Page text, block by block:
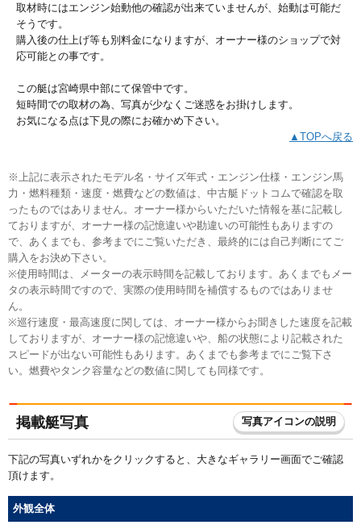
取材時にはエンジン始動他の確認が出来ていませんが、始動は可能だ
そうです。
購入後の仕上げ等も別料金になりますが、オーナー様のショップで対
応可能との事です。
この艇は宮崎県中部にて保管中です。
短時間での取材の為、写真が少なくご迷惑をお掛けします。
お気になる点は下見の際にお確かめ下さい。
▲TOPへ戻る
※上記に表示されたモデル名・サイズ年式・エンジン仕様・エンジン馬
力・燃料種類・速度・燃費などの数値は、中古艇ドットコムで確認を取
ったものではありません。オーナー様からいただいた情報を基に記載し
ておりますが、オーナー様の記憶違いや勘違いの可能性もありますの
で、あくまでも、参考までにご覧いただき、最終的には自己判断にてご
購入をお決め下さい。
※使用時間は、メーターの表示時間を記載しております。あくまでもメー
タの表示時間ですので、実際の使用時間を補償するものではありませ
ん。
※巡行速度・最高速度に関しては、オーナー様からお聞きした速度を記載
しておりますが、オーナー様の記憶違いや、船の状態により記載された
スピードが出ない可能性もあります。あくまでも参考までにご覧下さ
い。燃費やタンク容量などの数値に関しても同様です。
掲載艇写真 写真アイコンの説明
下記の写真いずれかをクリックすると、大きなギャラリー画面でご確認
頂けます。
外観全体